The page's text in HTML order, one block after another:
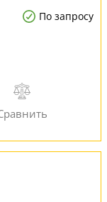
По запросу